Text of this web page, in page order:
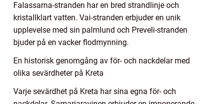
Falassarna-stranden har en bred strandlinje och
kristallklart vatten. Vai-stranden erbjuder en unik
upplevelse med sin palmlund och Preveli-stranden
bjuder på en vacker flodmynning.
En historisk genomgång av för- och nackdelar med
olika sevärdheter på Kreta
Varje sevärdhet på Kreta har sina egna för- och